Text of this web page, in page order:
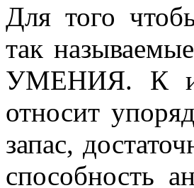
Для того
так
УМЕНИЯ. К
относит
запас,
способность